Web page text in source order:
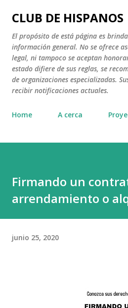
Ir al contenido
CLUB DE HISPANOS
El propósito de está página es
información general. No se ofrece
legal, ni tampoco se aceptan
estado difiere de sus reglas, se
de organizaciones especializadas.
recibir notificaciones actuales.
Home A cerca
Firmando un
arrendamiento o
junio 25, 2020